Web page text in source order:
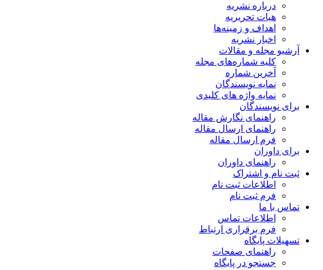
درباره نشریه
هیات تحریریه
اهداف و زمینه‌ها
اخبار نشریه
آرشیو مجله و مقالات
کلیه شماره‌های مجله
آخرین شماره
نمایه نویسندگان
نمایه واژه های کلیدی
برای نویسندگان
راهنمای نگارش مقاله
راهنمای ارسال مقاله
فرم ارسال مقاله
برای داوران
راهنمای داوران
ثبت نام و اشتراک
اطلاعات ثبت نام
فرم ثبت نام
تماس با ما
اطلاعات تماس
فرم برقراری ارتباط
تسهیلات پایگاه
راهنمای صفحات
جستجو در پایگاه